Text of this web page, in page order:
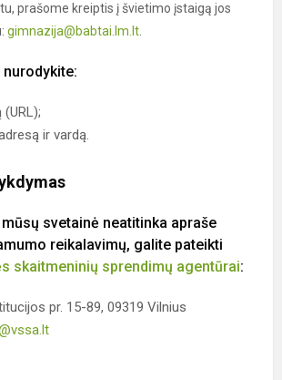
prašome kreiptis į švietimo įstaigą jos
gimnazija@babtai.lm.lt
ir vardą.
svetainė neatitinka apraše
reikalavimų, galite pateikti
skaitmeninių sprendimų agentūrai:
pr. 15-89, 09319 Vilnius